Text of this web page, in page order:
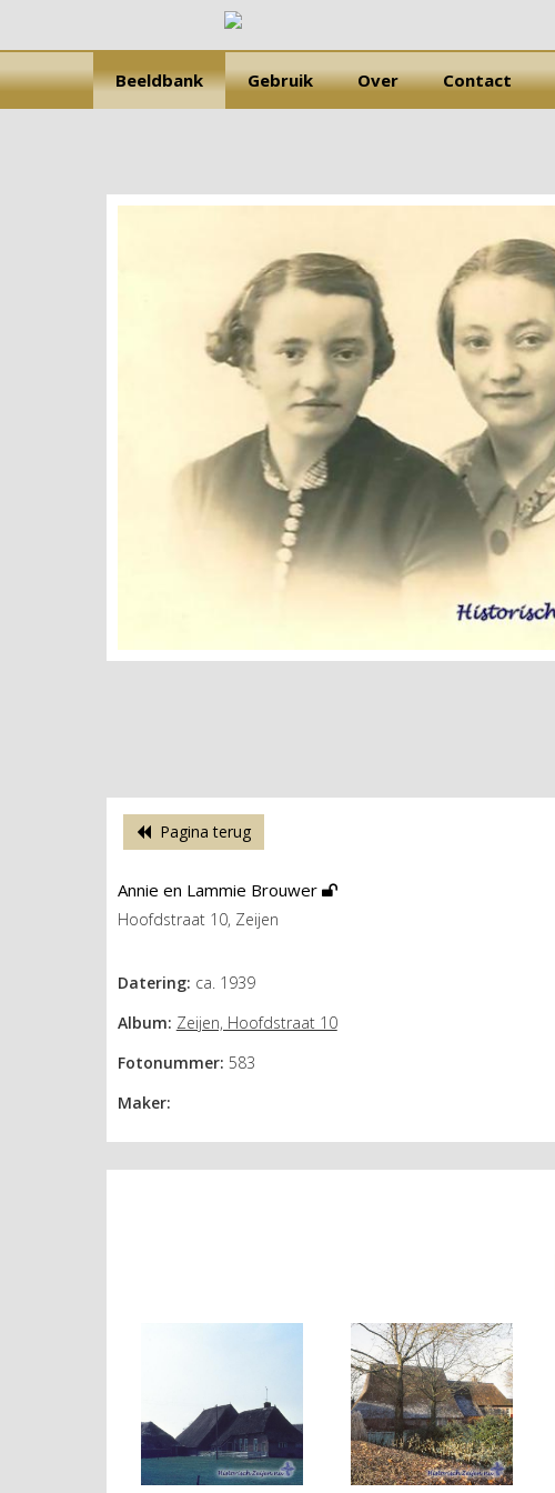
Beeldbank Gebruik Over Contact
Pagina terug
Annie en Lammie Brouwer
Hoofdstraat 10, Zeijen
Datering: ca. 1939
Album: Zeijen, Hoofdstraat 10
Fotonummer: 583
Maker: